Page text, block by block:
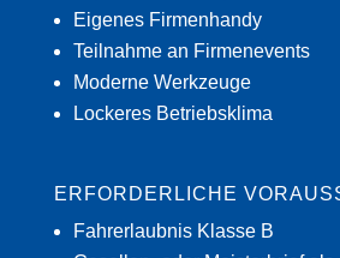
Eigenes Firmenhandy
Teilnahme an Firmenevents
Moderne Werkzeuge
Lockeres Betriebsklima
ERFORDERLICHE
Fahrerlaubnis Klasse B